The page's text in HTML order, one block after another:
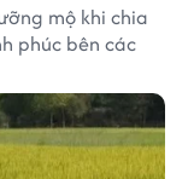
mộ khi chia
phúc bên các